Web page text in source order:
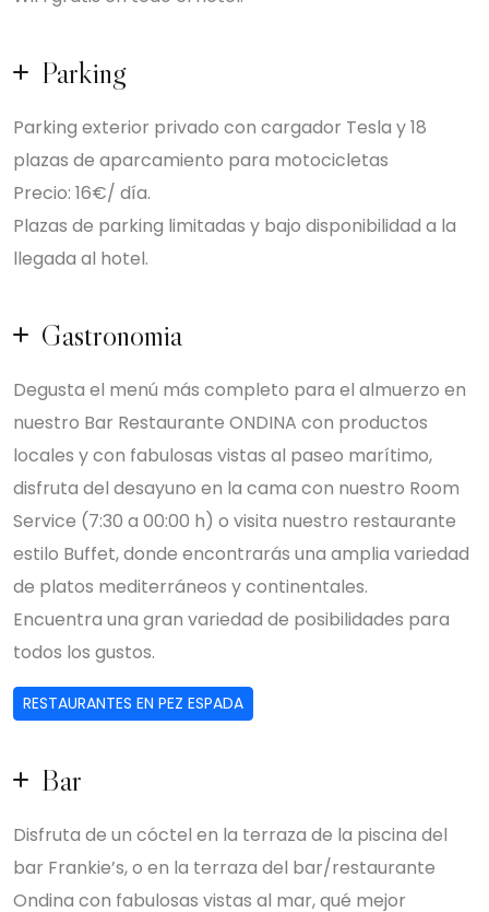
Parking
Parking exterior privado con cargador Tesla y 18
plazas de aparcamiento para motocicletas
Precio: 16€/ día.
Plazas de parking limitadas y bajo disponibilidad a la
llegada al hotel.
Gastronomia
Degusta el menú más completo para el almuerzo en
nuestro Bar Restaurante ONDINA con productos
locales y con fabulosas vistas al paseo marítimo,
disfruta del desayuno en la cama con nuestro Room
Service (7:30 a 00:00 h) o visita nuestro restaurante
estilo Buffet, donde encontrarás una amplia variedad
de platos mediterráneos y continentales.
Encuentra una gran variedad de posibilidades para
todos los gustos.
RESTAURANTES EN PEZ ESPADA
Bar
Disfruta de un cóctel en la terraza de la piscina del
bar Frankie’s, o en la terraza del bar/restaurante
Ondina con fabulosas vistas al mar, qué mejor